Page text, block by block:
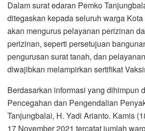
44,8%, Dosis 2 sebanyak 36.342 atau
1 lansia sebanyak 2.332 orang atau
Yadi.*** (Nazmi Hidayat S)
Zul Marbun